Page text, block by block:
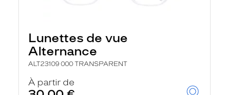
Lunettes de vue
Alternance
ALT23109 000 TRANSPARENT
À partir de